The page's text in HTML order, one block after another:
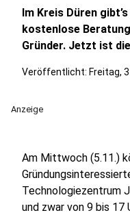
Im Kreis Düren
kostenlose
Gründer. Jetzt ist
Veröffentlicht: Freitag,
Anzeige
Am Mittwoch (5.11.)
Technologiezentrum
und zwar von 9 bis 17